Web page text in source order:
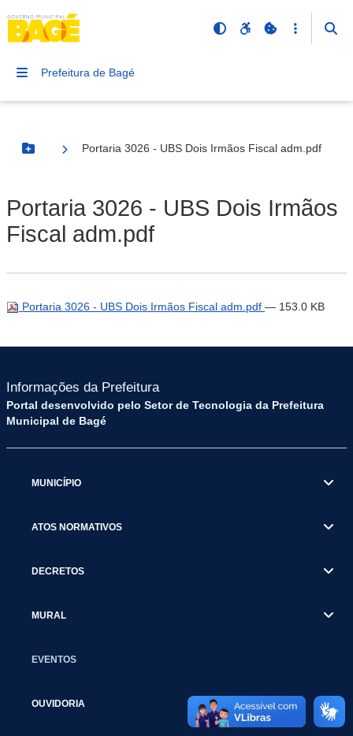
Prefeitura de Bagé
Botão Menu
Portaria 3026 - UBS Dois Irmãos Fiscal adm.pdf
Portaria 3026 - UBS Dois Irmãos
Fiscal adm.pdf
Portaria 3026 - UBS Dois Irmãos Fiscal adm.pdf — 153.0 KB
Informações da Prefeitura
Portal desenvolvido pelo Setor de Tecnologia da Prefeitura
Municipal de Bagé
MUNICÍPIO
ATOS NORMATIVOS
DECRETOS
MURAL
EVENTOS
OUVIDORIA